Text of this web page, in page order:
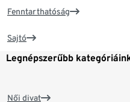
Fenntarthatóság
Sajtó
Legnépszerűbb
Női divat